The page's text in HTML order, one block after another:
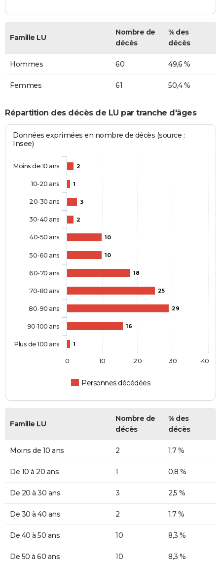
Famille LU
Nombre de
décès
% des
décès
Hommes 60 49,6 %
Femmes 61 50,4 %
Répartition des décès de LU par tranche d'âges
Données exprimées en nombre de décès (source :
Insee)
2
1
3
2
10
10
18
25
29
16
1
Personnes décédées
Moins de 10 ans
10-20 ans
20-30 ans
30-40 ans
40-50 ans
50-60 ans
60-70 ans
70-80 ans
80-90 ans
90-100 ans
Plus de 100 ans
0 10 20 30 40
Famille LU
Nombre de
décès
% des
décès
Moins de 10 ans 2 1,7 %
De 10 à 20 ans 1 0,8 %
De 20 à 30 ans 3 2,5 %
De 30 à 40 ans 2 1,7 %
De 40 à 50 ans 10 8,3 %
De 50 à 60 ans 10 8,3 %